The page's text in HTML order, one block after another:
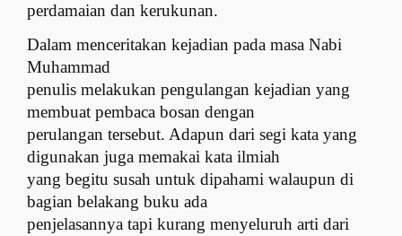
perdamaian dan kerukunan.
Dalam menceritakan kejadian pada masa Nabi
Muhammad
penulis melakukan pengulangan kejadian yang
membuat pembaca bosan dengan
perulangan tersebut. Adapun dari segi kata yang
digunakan juga memakai kata ilmiah
yang begitu susah untuk dipahami walaupun di
bagian belakang buku ada
penjelasannya tapi kurang menyeluruh arti dari